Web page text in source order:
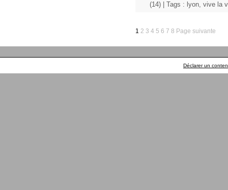
(14) | Tags : lyon, vive la
1 2 3 4 5 6 7 8 Page suivante
Déclarer un